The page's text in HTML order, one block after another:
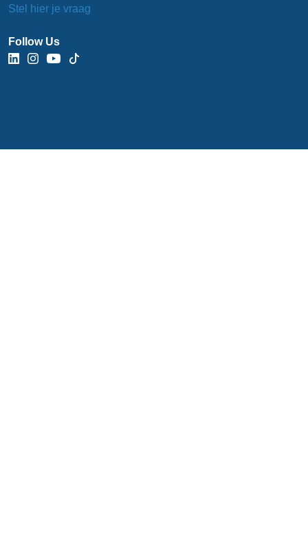
Stel hier je vraag
Follow Us